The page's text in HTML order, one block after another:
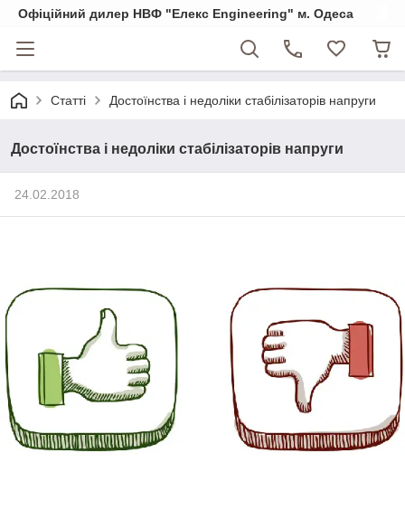
Офіційний дилер НВФ "Елекс Engineering" м. Одеса
Статті Достоїнства і недоліки стабілізаторів напруги
Достоїнства і недоліки стабілізаторів напруги
24.02.2018